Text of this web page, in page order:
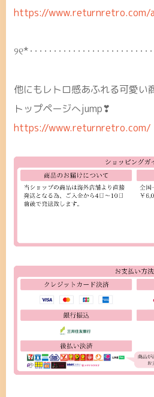
https://www.returnretro.com/
୨୧*･････････････････････････
他にもレトロ感あふれる可愛い
トップページへjump❣
https://www.returnretro.com/